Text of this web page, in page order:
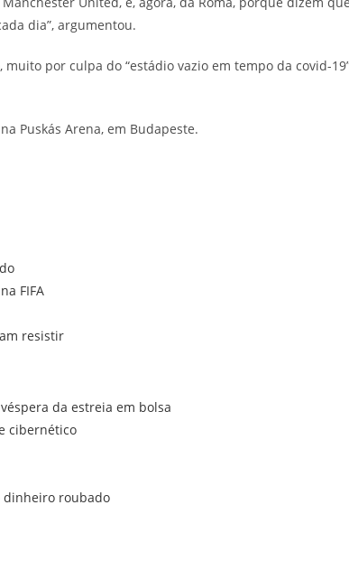
dia”, argumentou.
por culpa do “estádio vazio em tempo da covid-
Puskás Arena, em Budapeste.
FIFA
resistir
da estreia em bolsa
cibernético
dinheiro roubado